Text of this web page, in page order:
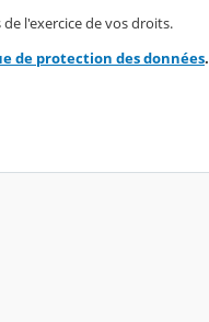
l'exercice de vos droits.
de protection des données.